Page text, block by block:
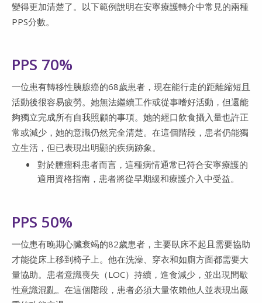
變得更加清楚了。以下範例說明在安寧療護轉介中常見的兩種
PPS分數。
PPS 70%
一位患有轉移性胰腺癌的68歲患者，現在能行走的距離縮短且
活動後很容易疲勞。她無法繼續工作或從事嗜好活動，但還能
夠獨立完成所有自我照顧的事項。她的經口飲食攝入量也許正
常或減少，她的意識仍然完全清楚。在這個階段，患者仍能獨
立生活，但已表現出明顯的疾病跡象。
對於腫瘤科患者而言，這種病情通常已符合安寧療護的
適用資格指南，患者將從早期緩和療護介入中受益。
PPS 50%
一位患有晚期心臟衰竭的82歲患者，主要臥床不起且需要協助
才能從床上移到椅子上。他在洗澡、穿衣和如廁方面都需要大
量協助。患者意識喪失（LOC）持續，進食減少，並出現間歇
性意識混亂。在這個階段，患者必須大量依賴他人並表現出嚴